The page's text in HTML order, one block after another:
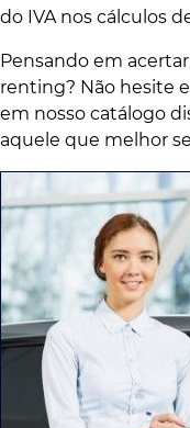
do IVA nos cálculos
Pensando em
renting? Não hesite
em nosso catálogo
aquele que melhor